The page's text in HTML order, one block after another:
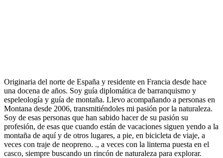
Originaria del norte de España y residente en Francia desde hace
una docena de años. Soy guía diplomática de barranquismo y
espeleología y guía de montaña. Llevo acompañando a personas en
Montana desde 2006, transmitiéndoles mi pasión por la naturaleza.
Soy de esas personas que han sabido hacer de su pasión su
profesión, de esas que cuando están de vacaciones siguen yendo a la
montaña de aquí y de otros lugares, a pie, en bicicleta de viaje, a
veces con traje de neopreno. ., a veces con la linterna puesta en el
casco, siempre buscando un rincón de naturaleza para explorar.